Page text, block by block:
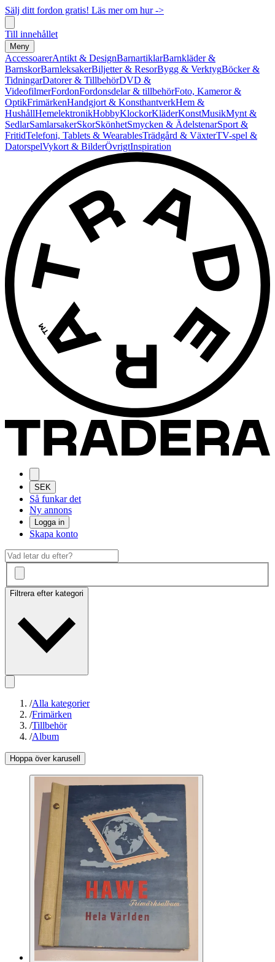
Sälj ditt fordon gratis! Läs mer om hur ->
Till innehållet
Meny
AccessoarerAntikt & DesignBarnartiklarBarnkläder &
BarnskorBarnleksakerBiljetter & ResorBygg & VerktygBöcker &
TidningarDatorer & TillbehörDVD &
VideofilmerFordonFordonsdelar & tillbehörFoto, Kameror &
OptikFrimärkenHandgjort & KonsthantverkHem &
HushållHemelektronikHobbyKlockorKläderKonstMusikMynt &
SedlarSamlarsakerSkorSkönhetSmycken & ÄdelstenarSport &
FritidTelefoni, Tablets & WearablesTrädgård & VäxterTV-spel &
DatorspelVykort & BilderÖvrigtInspiration
SEK
Så funkar det
Ny annons
Logga in
Skapa konto
Filtrera efter kategori
/Alla kategorier
/Frimärken
/Tillbehör
/Album
Hoppa över karusell